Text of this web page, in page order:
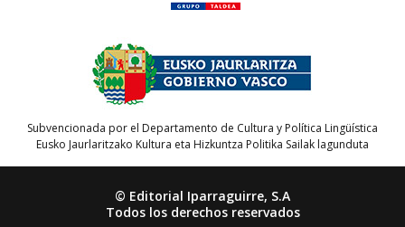
Subvencionada por el Departamento de Cultura y Política Lingüística
Eusko Jaurlaritzako Kultura eta Hizkuntza Politika Sailak lagunduta
© Editorial Iparraguirre, S.A
Todos los derechos reservados